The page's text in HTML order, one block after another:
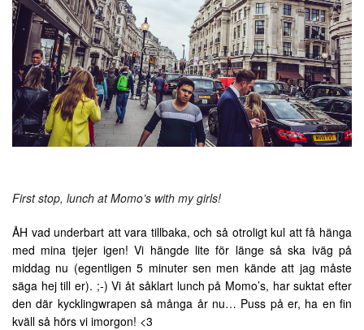
First stop, lunch at Momo’s with my girls!
ÅH vad underbart att vara tillbaka, och så otroligt kul att få hänga
med mina tjejer igen! Vi hängde lite för länge så ska iväg på
middag nu (egentligen 5 minuter sen men kände att jag måste
säga hej till er). ;-) Vi åt såklart lunch på Momo’s, har suktat efter
den där kycklingwrapen så många år nu… Puss på er, ha en fin
kväll så hörs vi imorgon! <3